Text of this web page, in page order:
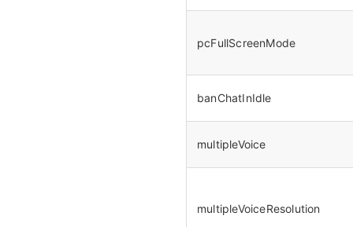
pcFullScreenMode
banChatInIdle
multipleVoice
multipleVoiceResolution